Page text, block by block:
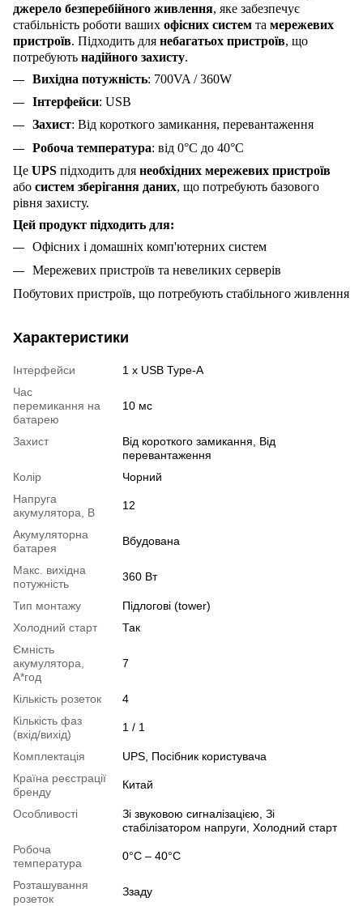
джерело безперебійного живлення, яке забезпечує
стабільність роботи ваших офісних систем та мережевих
пристроїв. Підходить для небагатьох пристроїв, що
потребують надійного захисту.
Вихідна потужність: 700VA / 360W
Інтерфейси: USB
Захист: Від короткого замикання, перевантаження
Робоча температура: від 0°C до 40°C
Це UPS підходить для необхідних мережевих пристроїв
або систем зберігання даних, що потребують базового
рівня захисту.
Цей продукт підходить для:
Офісних і домашніх комп'ютерних систем
Мережевих пристроїв та невеликих серверів
Побутових пристроїв, що потребують стабільного живлення
Характеристики
Інтерфейси
1 х USB Type-A
Час
перемикання на
батарею
10 мс
Захист
Від короткого замикання, Від
перевантаження
Колір
Чорний
Напруга
акумулятора, В
12
Акумуляторна
батарея
Вбудована
Макс. вихідна
потужність
360 Вт
Тип монтажу
Підлогові (tower)
Холодний старт
Так
Ємність
акумулятора,
А*год
7
Кількість розеток
4
Кількість фаз
(вхід/вихід)
1 / 1
Комплектація
UPS, Посібник користувача
Країна реєстрації
бренду
Китай
Особливості
Зі звуковою сигналізацією, Зі
стабілізатором напруги, Холодний старт
Робоча
температура
0°C – 40°C
Розташування
розеток
Ззаду